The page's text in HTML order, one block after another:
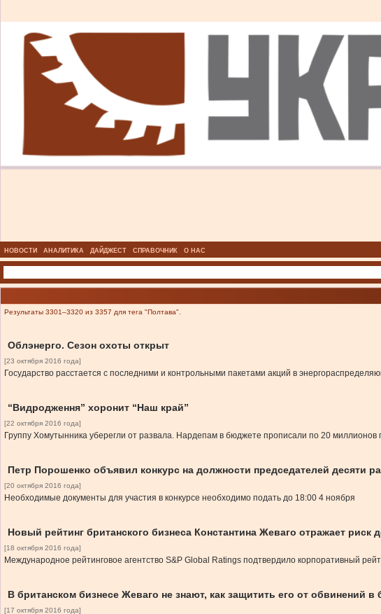
НОВОСТИ АНАЛИТИКА ДАЙДЖЕСТ СПРАВОЧНИК О НАС
Результаты 3301–3320 из 3357 для тега "Полтава".
Облэнерго. Сезон охоты открыт
[23 октября 2016 года]
Государство расстается с последними и контрольными пакетами акций в
“Видродження” хоронит “Наш край”
[22 октября 2016 года]
Группу Хомутынника уберегли от развала. Нардепам в бюджете прописали по 20 миллионов
Петр Порошенко объявил конкурс на должности председателей десяти
[20 октября 2016 года]
Необходимые документы для участия в конкурсе необходимо подать до 18:00 4 ноября
Новый рейтинг британского бизнеса Константина Жеваго отражает риск
[18 октября 2016 года]
Международное рейтинговое агентство S&P Global Ratings подтвердило корпоративный
В британском бизнесе Жеваго не знают, как защитить его от обвинений в
[17 октября 2016 года]